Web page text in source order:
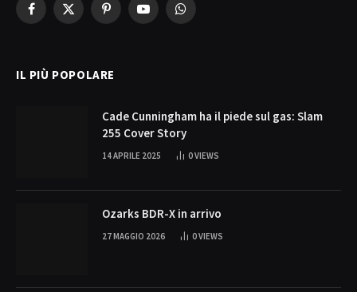
Facebook
X
PinterestYouTubeWhatsApp
IL PIÙ POPOLARE
Cade Cunningham ha il piede sul gas: Slam
255 Cover Story
14 APRILE 2025 0VIEWS
Ozarks BDR-X in arrivo
27 MAGGIO 2026 0VIEWS